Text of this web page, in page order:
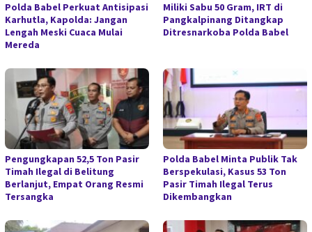
Polda Babel Perkuat Antisipasi
Karhutla, Kapolda: Jangan
Lengah Meski Cuaca Mulai
Mereda
Miliki Sabu 50 Gram, IRT di
Pangkalpinang Ditangkap
Ditresnarkoba Polda Babel
Pengungkapan 52,5 Ton Pasir
Timah Ilegal di Belitung
Berlanjut, Empat Orang Resmi
Tersangka
Polda Babel Minta Publik Tak
Berspekulasi, Kasus 53 Ton
Pasir Timah Ilegal Terus
Dikembangkan